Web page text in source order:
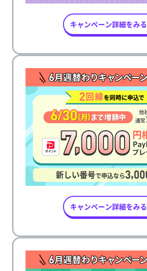
キャンペーン詳細をみる
キャンペーン詳細をみる